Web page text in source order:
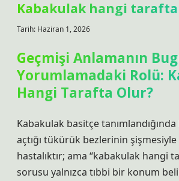
Kabakulak hangi
Tarih: Haziran 1, 2026
Geçmişi Anlamanın
Yorumlamadaki Rolü:
Hangi Tarafta Olur?
Kabakulak basitçe
açtığı tükürük bezlerinin
hastalıktır; ama “kabakulak hangi
sorusu yalnızca tıbbi bir konum